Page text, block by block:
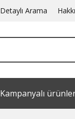
Detaylı Arama
Kampanyalı